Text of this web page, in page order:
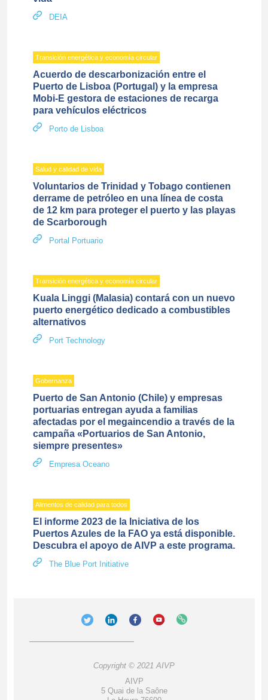
DEIA
Transición energética y economía circular
Acuerdo de descarbonización entre el
Puerto de Lisboa (Portugal) y la empresa
Mobi-E gestora de estaciones de recarga
para vehículos eléctricos
Porto de Lisboa
Salud y calidad de vida
Voluntarios de Trinidad y Tobago contienen
derrame de petróleo en una línea de costa
de 12 km para proteger el puerto y las playas
de Scarborough
Portal Portuario
Transición energética y economía circular
Kuala Linggi (Malasia) contará con un nuevo
puerto energético dedicado a combustibles
alternativos
Port Technology
Gobernanza
Puerto de San Antonio (Chile) y empresas
portuarias entregan ayuda a familias
afectadas por el megaincendio a través de la
campaña «Portuarios de San Antonio,
siempre presentes»
Empresa Oceano
Alimentos de calidad para todos
El informe 2023 de la Iniciativa de los
Puertos Azules de la FAO ya está disponible.
Descubra el apoyo de AIVP a este programa.
The Blue Port Initiative
Copyright © 2021 AIVP
AIVP
5 Quai de la Saône